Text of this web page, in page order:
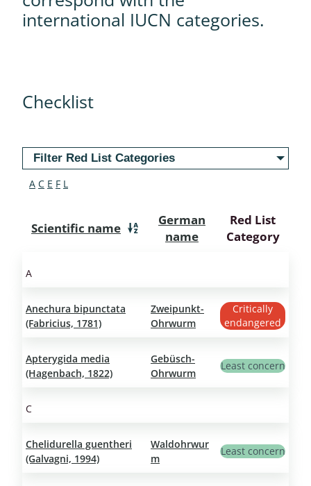
international IUCN categories.
Checklist
Filter Red List Categories
A C E F L
Scientific name
German
name
Red List
Category
A
Anechura bipunctata
(Fabricius, 1781)
Zweipunkt-
Ohrwurm
Critically
endangered
Apterygida media
(Hagenbach, 1822)
Gebüsch-
Ohrwurm
Least concern
C
Chelidurella guentheri
(Galvagni, 1994)
Waldohrwur
m
Least concern